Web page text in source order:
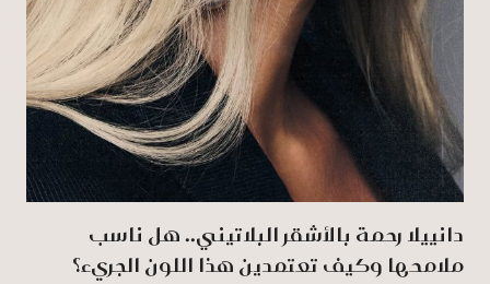
دانييلا رحمة بالأشقر البلاتيني.. هل ناسب
ملامحها وكيف تعتمدين هذا اللون الجريء؟